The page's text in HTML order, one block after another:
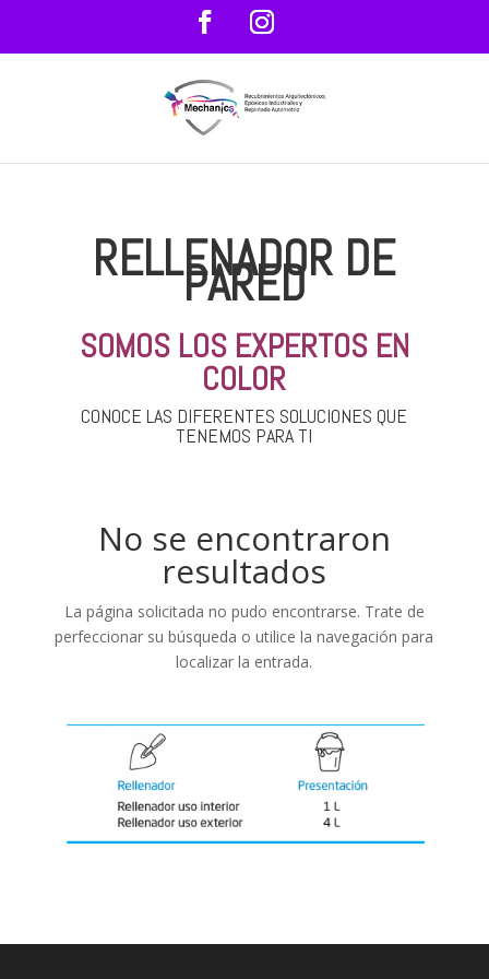
RELLENADOR DE
PARED
SOMOS LOS EXPERTOS EN
COLOR
CONOCE LAS DIFERENTES SOLUCIONES QUE
TENEMOS PARA TI
No se encontraron
resultados
La página solicitada no pudo encontrarse. Trate de
perfeccionar su búsqueda o utilice la navegación para
localizar la entrada.